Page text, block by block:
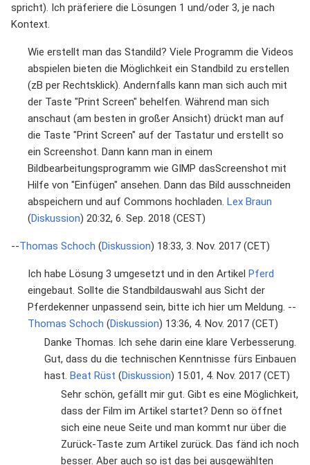
spricht). Ich präferiere die Lösungen 1 und/oder 3, je nach
Kontext.
Wie erstellt man das Standild? Viele Programm die Videos
abspielen bieten die Möglichkeit ein Standbild zu erstellen
(zB per Rechtsklick). Andernfalls kann man sich auch mit
der Taste "Print Screen" behelfen. Während man sich
anschaut (am besten in großer Ansicht) drückt man auf
die Taste "Print Screen" auf der Tastatur und erstellt so
ein Screenshot. Dann kann man in einem
Bildbearbeitungsprogramm wie GIMP dasScreenshot mit
Hilfe von "Einfügen" ansehen. Dann das Bild ausschneiden
abspeichern und auf Commons hochladen. Lex Braun
(Diskussion) 20:32, 6. Sep. 2018 (CEST)
--Thomas Schoch (Diskussion) 18:33, 3. Nov. 2017 (CET)
Ich habe Lösung 3 umgesetzt und in den Artikel Pferd
eingebaut. Sollte die Standbildauswahl aus Sicht der
Pferdekenner unpassend sein, bitte ich hier um Meldung. --
Thomas Schoch (Diskussion) 13:36, 4. Nov. 2017 (CET)
Danke Thomas. Ich sehe darin eine klare Verbesserung.
Gut, dass du die technischen Kenntnisse fürs Einbauen
hast. Beat Rüst (Diskussion) 15:01, 4. Nov. 2017 (CET)
Sehr schön, gefällt mir gut. Gibt es eine Möglichkeit,
dass der Film im Artikel startet? Denn so öffnet
sich eine neue Seite und man kommt nur über die
Zurück-Taste zum Artikel zurück. Das fänd ich noch
besser. Aber auch so ist das bei ausgewählten